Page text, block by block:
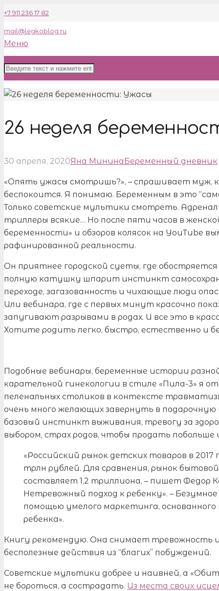
+7 911 236 17 82
mail@legkoblog.ru
Меню
26 неделя
30 апреля, 2020Яна МининаБеременный дневник
«Опять ужасы смотришь?», – спрашивает муж,
беспокоится. Я понимаю. Беременным в это
Только советские мультики смотреть.
триллеры всякие… Но после пяти часов в
беременности» и обзоров колясок на YouTube
рафинированной реальности.
Он приятнее городской суеты, где
полную катушку шпарит инстинкт
переходе, загазованность и чихающие люди
Или вебинара, где с первых минут красочно
запугивают разрывами в родах. И все это в
Хотите родить легко, быстро, естественно и
Подобные вебинары, беременные истории
карательной гинекологии в стиле «Пила-3» я
пеленальных столиков в контексте
очень много желающих завернуть в
базовый инстинкт выживания, тревогу за
выбором, страх родов, чтобы продать побольше
«Российский рынок детских товаров в
трлн рублей. Для сравнения, рынок
составляет 1,2 триллиона, – пишет Федор
Нетревожный подход к ребенку». –
помощью умелого маркетинга,
ребенка».
Книгу рекомендую. Она снимает тревожность
бесполезные действия из “благих” побуждений.
Советские мультики добрее и наивней, а
не бороться, а сострадать. Из места своих